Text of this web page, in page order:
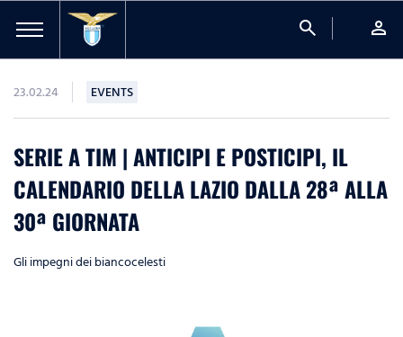
search person
23.02.24 EVENTS
SERIE A TIM | ANTICIPI E POSTICIPI, IL
CALENDARIO DELLA LAZIO DALLA 28ª ALLA
30ª GIORNATA
Gli impegni dei biancocelesti